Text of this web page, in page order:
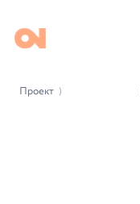
Проект ⟩